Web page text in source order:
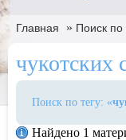
Главная » Поиск по
чукотских
Поиск по тегу: «
Найдено 1